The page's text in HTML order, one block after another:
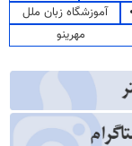
آموزشگاه زبان ملل
مهرینو